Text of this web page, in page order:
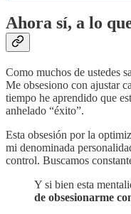
Ahora sí, a lo
Como muchos de ustedes
Me obsesiono con ajustar
tiempo he aprendido que
anhelado “éxito”.
Esta obsesión por la
mi denominada
control. Buscamos
Y si bien esta
de obsesionarme